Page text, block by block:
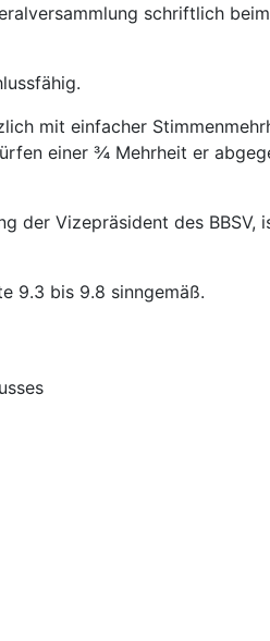
schriftlich
mit einfacher
einer ¾ Mehrheit er
der Vizepräsident des
9.3 bis 9.8 sinngemäß.